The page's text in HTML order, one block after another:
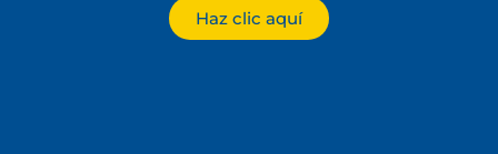
Haz clic aquí